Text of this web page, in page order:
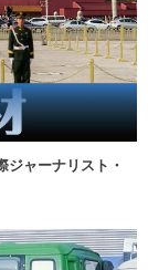
ャーナリスト・